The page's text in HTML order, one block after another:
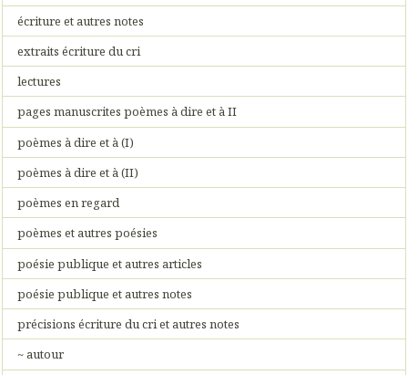
écriture et autres notes
extraits écriture du cri
lectures
pages manuscrites poèmes à dire et à II
poèmes à dire et à (I)
poèmes à dire et à (II)
poèmes en regard
poèmes et autres poésies
poésie publique et autres articles
poésie publique et autres notes
précisions écriture du cri et autres notes
~ autour